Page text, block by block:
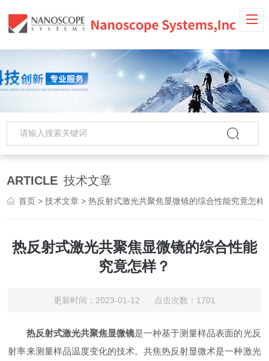
ARTICLE 技术文章
首页 >技术文章 > 热反射式激光共聚焦显微镜的综合性能究竟怎样
热反射式激光共聚焦显微镜的综合性能
究竟怎样？
更新时间：2023-01-12 点击次数：1701
热反射式激光共聚焦显微镜是一种基于测量样品表面的光反
射率来测量样品温度变化的技术。共焦热反射显微术是一种激光